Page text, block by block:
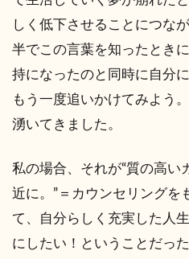
しく低下させることにつな
半でこの言葉を知ったとき
持になったのと同時に自分
もう一度追いかけてみよう
湧いてきました。
私の場合、それが“質の高い
近に。”＝カウンセリングを
て、自分らしく充実した人
にしたい！ということだっ